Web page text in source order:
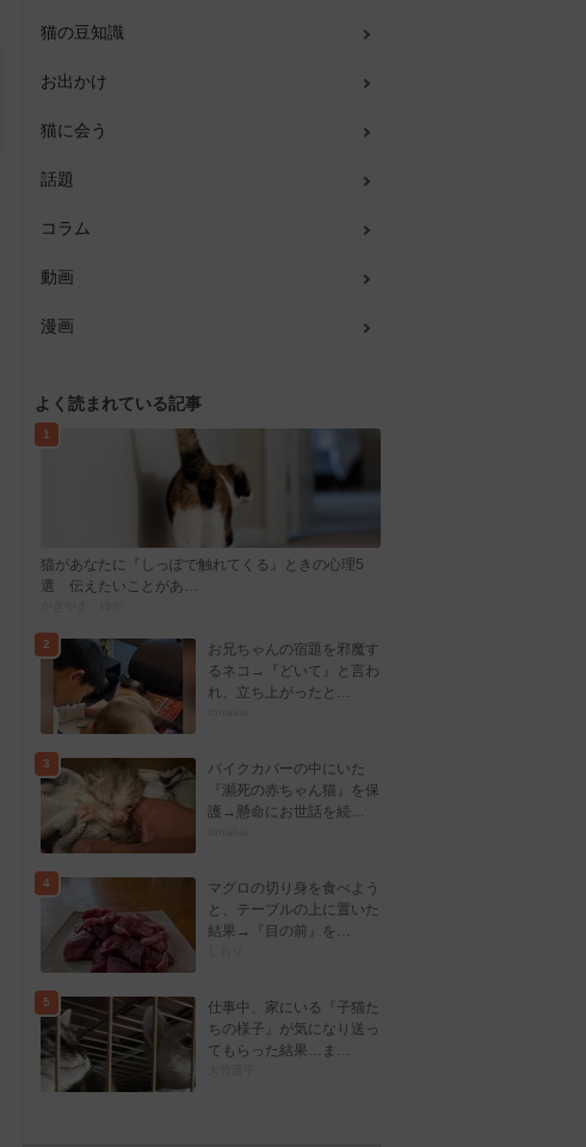
猫の豆知識
お出かけ
猫に会う
話題
コラム
動画
漫画
よく読まれている記事
1
猫があなたに『しっぽで触れてくる』ときの心理5
選 伝えたいことがあ…
2
お兄ちゃんの宿題を邪魔す
るネコ→『どいて』と言わ
れ、立ち上がったと…
3
バイクカバーの中にいた
『瀕死の赤ちゃん猫』を保
護→懸命にお世話を続…
4
マグロの切り身を食べよう
と、テーブルの上に置いた
結果→『目の前』を…
5
仕事中、家にいる『子猫た
ちの様子』が気になり送っ
てもらった結果…ま…